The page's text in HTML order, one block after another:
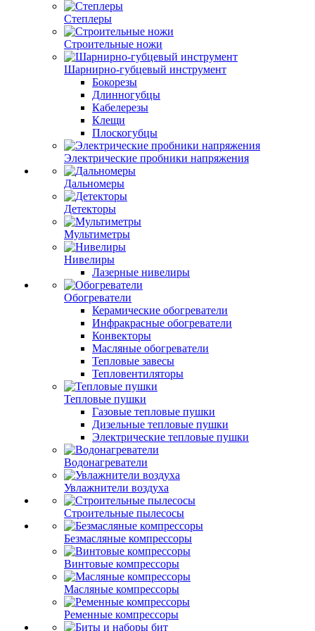
Степлеры
Строительные ножи
Шарнирно-губцевый инструмент
Бокорезы
Длинногубцы
Кабелерезы
Клещи
Плоскогубцы
Электрические пробники напряжения
Дальномеры
Детекторы
Мультиметры
Нивелиры
Лазерные нивелиры
Обогреватели
Керамические обогреватели
Инфракрасные обогреватели
Конвекторы
Масляные обогреватели
Тепловые завесы
Тепловентиляторы
Тепловые пушки
Газовые тепловые пушки
Дизельные тепловые пушки
Электрические тепловые пушки
Водонагреватели
Увлажнители воздуха
Строительные пылесосы
Безмасляные компрессоры
Винтовые компрессоры
Масляные компрессоры
Ременные компрессоры